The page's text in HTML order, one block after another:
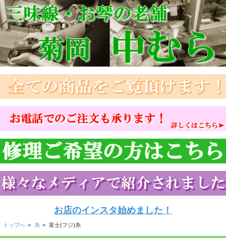
お店のインスタ始めました！
トップへ > 糸 > 富士(フジ)糸